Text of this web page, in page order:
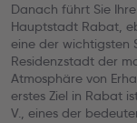
Danach führt Sie
Hauptstadt Rabat,
eine der wichtigsten
Residenzstadt der
Atmosphäre von
erstes Ziel in Rabat
V., eines der